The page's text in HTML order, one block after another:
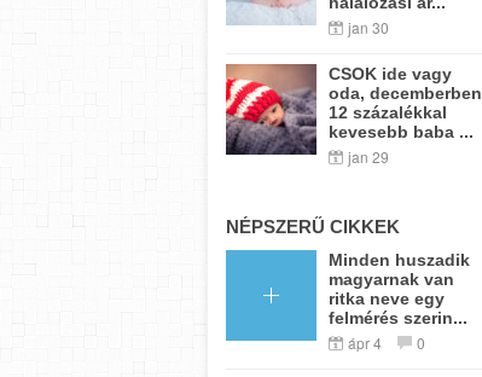
jan 30
CSOK ide vagy
oda, decemberben
12 százalékkal
kevesebb baba ...
jan 29
NÉPSZERŰ CIKKEK
Minden huszadik
magyarnak van
ritka neve egy
felmérés szerin...
ápr 4 0